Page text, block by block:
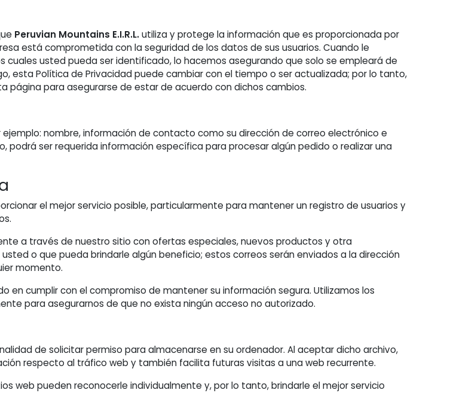
Peruvian Mountains E.I.R.L.utiliza y protege la información que es proporcionada por
está comprometida con la seguridad de los datos de sus usuarios. Cuando le
cuales usted pueda ser identificado, lo hacemos asegurando que solo se empleará de
esta Política de Privacidad puede cambiar con el tiempo o ser actualizada; por lo tanto,
para asegurarse de estar de acuerdo con dichos cambios.
nombre, información de contacto como su dirección de correo electrónico e
podrá ser requerida información específica para procesar algún pedido o realizar una
el mejor servicio posible, particularmente para mantener un registro de usuarios y
a través de nuestro sitio con ofertas especiales, nuevos productos y otra
o que pueda brindarle algún beneficio; estos correos serán enviados a la dirección
momento.
cumplir con el compromiso de mantener su información segura. Utilizamos los
para asegurarnos de que no exista ningún acceso no autorizado.
de solicitar permiso para almacenarse en su ordenador. Al aceptar dicho archivo,
respecto al tráfico web y también facilita futuras visitas a una web recurrente.
web pueden reconocerle individualmente y, por lo tanto, brindarle el mejor servicio